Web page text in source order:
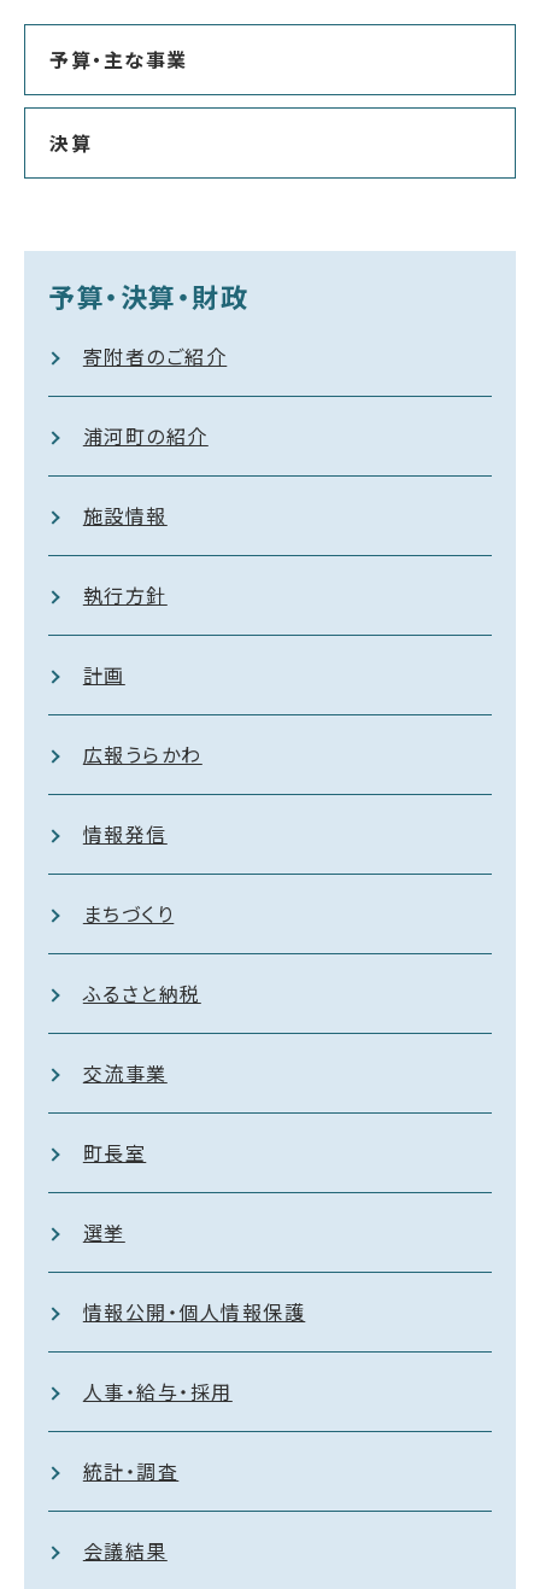
予算・主な事業
決算
予算・決算・財政
寄附者のご紹介
浦河町の紹介
施設情報
執行方針
計画
広報うらかわ
情報発信
まちづくり
ふるさと納税
交流事業
町長室
選挙
情報公開・個人情報保護
人事・給与・採用
統計・調査
会議結果